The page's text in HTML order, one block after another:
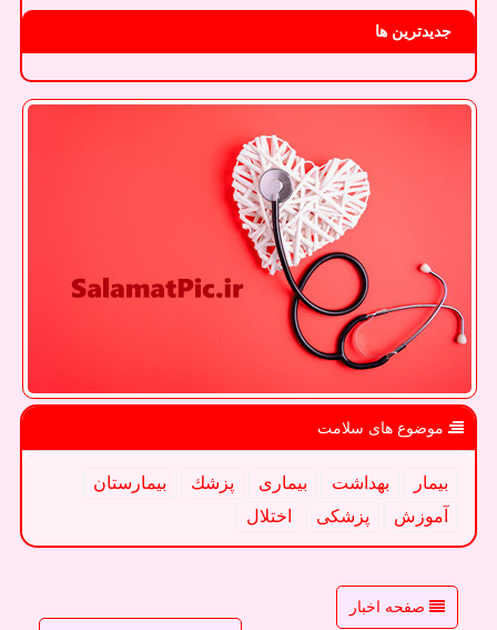
جدیدترین ها
موضوع های سلامت
بیمار بهداشت بیماری پزشك
بیمارستان
آموزش
پزشكی اختلال
صفحه اخبار